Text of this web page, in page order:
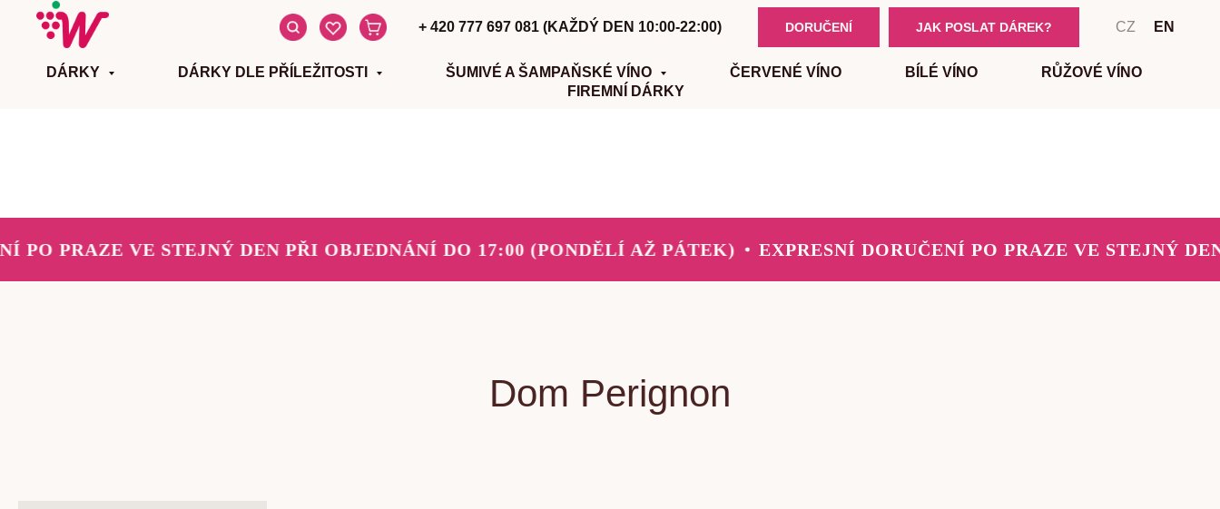
+ 420 777 697 081 (KAŽDÝ DEN 10:00-22:00) DORUČENÍ JAK POSLAT DÁREK? CZ EN
DÁRKY DÁRKY DLE PŘÍLEŽITOSTI ŠUMIVÉ A ŠAMPAŇSKÉ VÍNO ČERVENÉ VÍNO BÍLÉ VÍNO
RŮŽOVÉ VÍNO
FIREMNÍ DÁRKY
PO PRAZE VE STEJNÝ DEN PŘI OBJEDNÁNÍ DO 17:00 (PONDĚLÍ AŽ PÁTEK) EXPRESNÍ DORUČENÍ PO PRAZE VE STEJNÝ
Dom Perignon